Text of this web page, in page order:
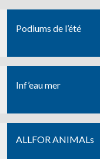
Podiums de l’été
Inf’eau mer
ALLFOR ANIMALs